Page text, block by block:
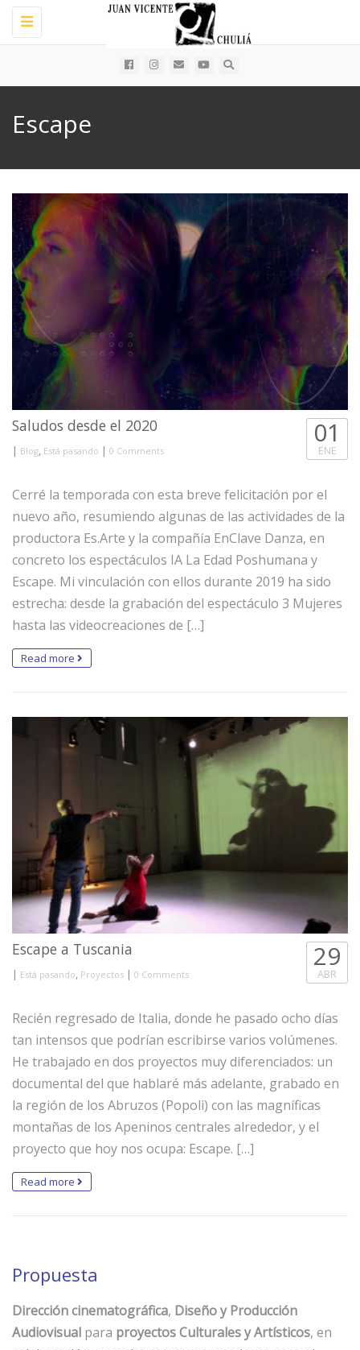
Toggle
navigation
Escape
Saludos desde el 2020
| Blog, Está pasando | 0 Comments
01
ENE
Cerré la temporada con esta breve felicitación por el
nuevo año, resumiendo algunas de las actividades de la
productora Es.Arte y la compañía EnClave Danza, en
concreto los espectáculos IA La Edad Poshumana y
Escape. Mi vinculación con ellos durante 2019 ha sido
estrecha: desde la grabación del espectáculo 3 Mujeres
hasta las videocreaciones de […]
Read more
Escape a Tuscania
| Está pasando, Proyectos | 0 Comments
29
ABR
Recién regresado de Italia, donde he pasado ocho días
tan intensos que podrían escribirse varios volúmenes.
He trabajado en dos proyectos muy diferenciados: un
documental del que hablaré más adelante, grabado en
la región de los Abruzos (Popoli) con las magníficas
montañas de los Apeninos centrales alrededor, y el
proyecto que hoy nos ocupa: Escape. […]
Read more
Propuesta
Dirección cinematográfica, Diseño y Producción
Audiovisual para proyectos Culturales y Artísticos, en